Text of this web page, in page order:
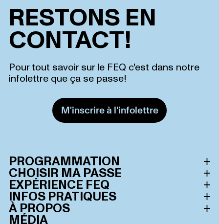
RESTONS EN
CONTACT!
Pour tout savoir sur le FEQ c'est dans notre
infolettre que ça se passe!
M'inscrire à l'infolettre
PROGRAMMATION
Horaire des spectacles
Artistes
CHOISIR MA PASSE
Toutes les passes
Admission générale
EXPÉRIENCE FEQ
Le Festival d’été de Québec
Extras FEQ
INFOS PRATIQUES
Consultez notre FAQ
À PROPOS
MÉDIA